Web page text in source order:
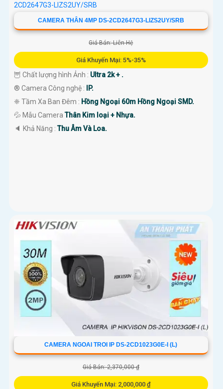
CAMERA THÂN 4MP DS-2CD2647G3-LIZS2UY/SRB
Giá Bán: Liên Hệ
Giá Khuyến Mại: 5%-35%
🦉 Chất lượng hình Ảnh : Ultra 2k + .
®️ Camera Công nghệ :
IP.
❈ Tầm Xa Ban Đêm : Hồng Ngoại 60m Hồng Ngoại SMD.
💦 Mẫu CameraThân Kim loại + Nhựa.
️🔈 Khả Năng :Thu Âm Và Loa.
CAMERA NGOAI TROI IP DS-2CD1023G0E-I (L)
Giá Bán: 2,370,000 ₫
Giá Khuyến Mại: 2,000,000 ₫